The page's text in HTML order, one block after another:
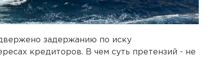
задержанию по иску
кредиторов. В чем суть претензий - не